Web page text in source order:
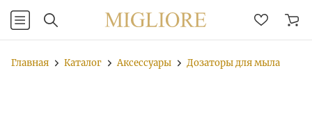
Главная Каталог Аксессуары Дозаторы для мыла